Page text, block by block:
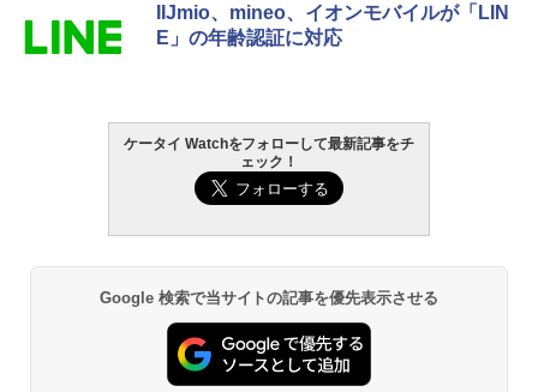
IIJmio、mineo、イオンモバイルが「LIN
E」の年齢認証に対応
ケータイ Watchをフォローして最新記事をチ
ェック！
Google 検索で当サイトの記事を優先表示させる